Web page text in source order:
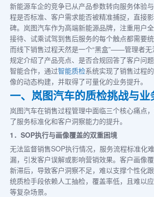
新能源车企的竞争已从产品参数转向服务体验
程是否标准、客户需求能否被精准捕捉，直接
碑。岚图汽车作为高端新能源品牌，注重用户
接待、试乘试驾到售后服务的每个触点都需要
而线下销售过程天然是一个“黑盒”——管理者无
规定介绍了产品亮点、是否合规回答了客户问
智能合作，通过智能质检系统实现了销售过程
像的动态构建，并取得了可量化的业务提升。
一、岚图汽车的质检挑战与业
岚图汽车在销售过程管理中面临三个核心痛点
了服务标准化和客户洞察能力的提升。
1．SOP执行与画像覆盖的双重困境
无法监督销售SOP执行情况，服务流程标准化
漏，引发客户误解或影响营销效果。客户画像
新滞后，导致客户洞察不足，难以支撑个性化
统质检手段依赖人工抽检，覆盖率低，且难以
等复杂场景。